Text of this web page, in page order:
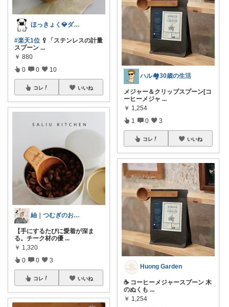
ほっきょく💎ダイヤモンド会員💎
#楽天1位 🥄「ステンレスの計量
スプーン ...
￥ 880
0 0 10
コレ いいね
紬｜つむぎのおうち時間
【手にするたびに愛着が深ま
る。チーク材の優 ...
￥ 1,320
0 0 3
コレ いいね
ハル🏘️30歳の生活
メジャー＆クリップスプーン[コ
ーヒーメジャ ...
￥ 1,254
1 0 3
コレ いいね
Huong Garden
☕ コーヒーメジャースプーン 木
のぬくも ...
￥ 1,254